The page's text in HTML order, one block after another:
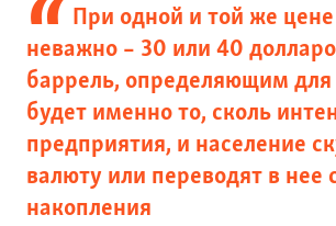
При одной и той же
неважно – 30 или 40
баррель, определяющим для
будет именно то, сколь
предприятия, и население
валюту или переводят в нее
накопления